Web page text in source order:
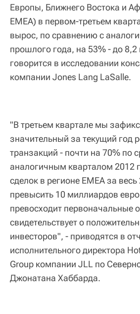
Европы, Ближнего Востока и
EMEA) в первом-третьем
вырос, по сравнению с
прошлого года, на 53% - до
говорится в исследовании
компании Jones Lang LaSalle.
"В третьем квартале мы
значительный за текущий год
транзакций - почти на 70% по
аналогичным кварталом 2012
сделок в регионе EMEA за
превысить 10 миллиардов
превосходит первоначальные
свидетельствует о
инвесторов", - приводятся в
исполнительного директора
Group компании JLL по
Джонатана Хаббарда.